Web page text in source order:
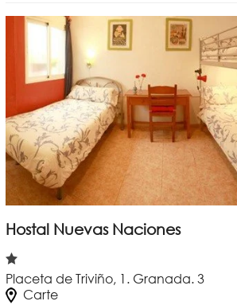
Hostal Nuevas Naciones
Placeta de Triviño, 1. Granada. 3
Carte